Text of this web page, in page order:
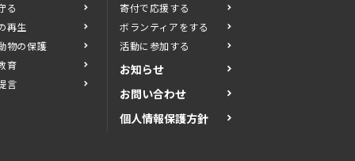
る
再生
物の保護
育
言
寄付で応援する
ボランティアをする
活動に参加する
お知らせ
お問い合わせ
個人情報保護方針